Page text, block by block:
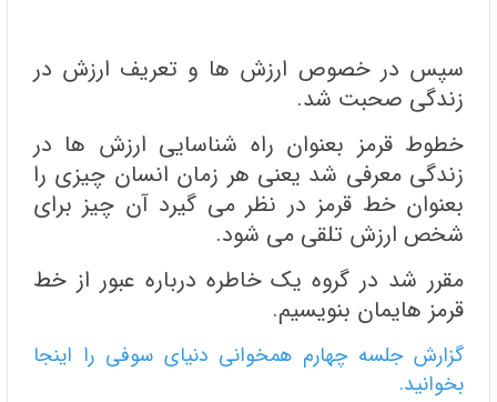
سپس در خصوص ارزش ها و تعریف ارزش در
زندگی صحبت شد.
خطوط قرمز بعنوان راه شناسایی ارزش ها در
زندگی معرفی شد یعنی هر زمان انسان چیزی را
بعنوان خط قرمز در نظر می گیرد آن چیز برای
شخص ارزش تلقی می شود.
مقرر شد در گروه یک خاطره درباره عبور از خط
قرمز هایمان بنویسیم.
گزارش جلسه چهارم همخوانی دنیای سوفی را اینجا
بخوانید.